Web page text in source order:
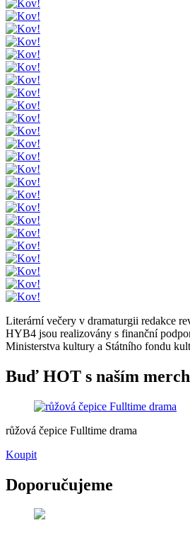
Literární večery v dramaturgii redakce
HYB4 jsou realizovány s finanční
Ministerstva kultury a Státního fondu
Buď HOT s naším
růžová čepice Fulltime drama
Koupit
Doporučujeme